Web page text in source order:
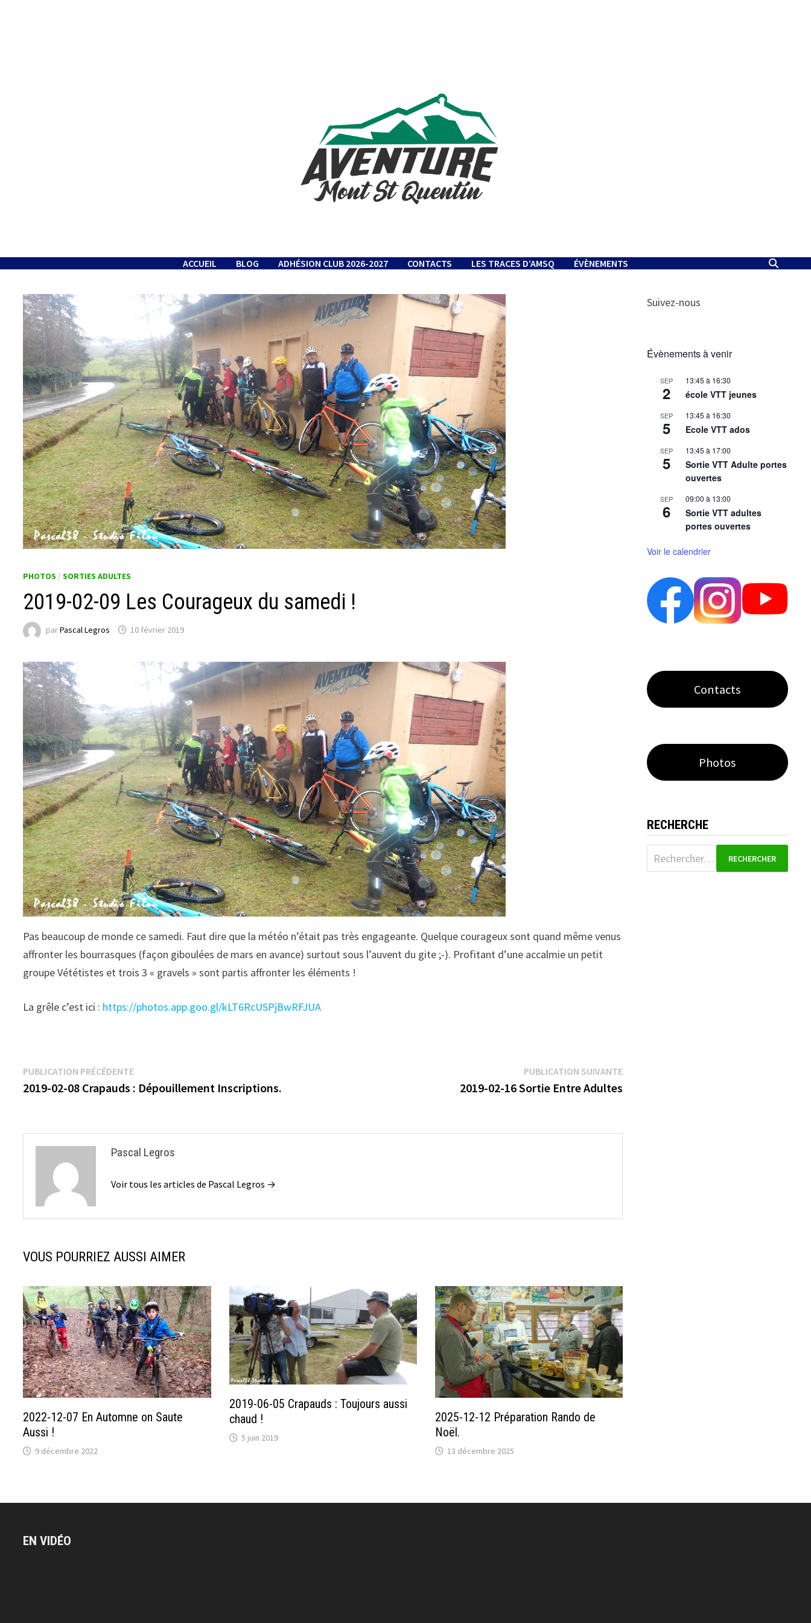
ACCUEIL BLOG ADHÉSION CLUB 2026-2027 CONTACTS LES TRACES D’AMSQ ÉVÈNEMENTS
PHOTOS /SORTIES ADULTES
2019-02-09 Les Courageux du samedi !
parPascal Legros 10 février 2019
Pas beaucoup de monde ce samedi. Faut dire que la météo n’était pas très engageante. Quelque courageux sont quand même venus
affronter les bourrasques (façon giboulées de mars en avance) surtout sous l’auvent du gite ;-). Profitant d’une accalmie un petit
groupe Vététistes et trois 3 « gravels » sont partis affronter les éléments !
La grêle c’est ici : https://photos.app.goo.gl/kLT6RcUSPjBwRFJUA
Navigation
de
PUBLICATION PRÉCÉDENTEPublication
précédente :
2019-02-08 Crapauds : Dépouillement Inscriptions.
PUBLICATION SUIVANTEPublication
2019-02-16 Sortie Entre Adultes
Pascal Legros
Voir tous les articles de Pascal Legros →
VOUS POURRIEZ AUSSI AIMER
2022-12-07 En Automne on Saute
Aussi !
9 décembre 2022
2019-06-05 Crapauds : Toujours aussi
chaud !
5 juin 2019
2025-12-12 Préparation Rando de
Noël.
13 décembre 2025
Suivez-nous
Évènements à venir
SEP
2
13:45 à 16:30
école VTT jeunes
SEP
5
13:45 à 16:30
Ecole VTT ados
SEP
5
13:45 à 17:00
Sortie VTT Adulte portes
ouvertes
SEP
6
09:00 à 13:00
Sortie VTT adultes
portes ouvertes
Voir le calendrier
Contacts
Photos
RECHERCHE
Rechercher :
EN VIDÉO